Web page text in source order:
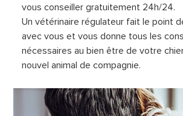
vous conseiller gratuitement 24h/24.
Un vétérinaire régulateur fait le point
avec vous et vous donne tous les
nécessaires au bien être de votre
nouvel animal de compagnie.